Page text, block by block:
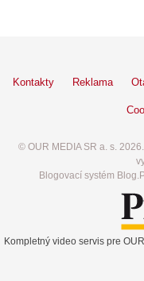
Kontakty Reklama
© OUR MEDIA SR a. s.
Blogovací systém
Kompletný video servis pre